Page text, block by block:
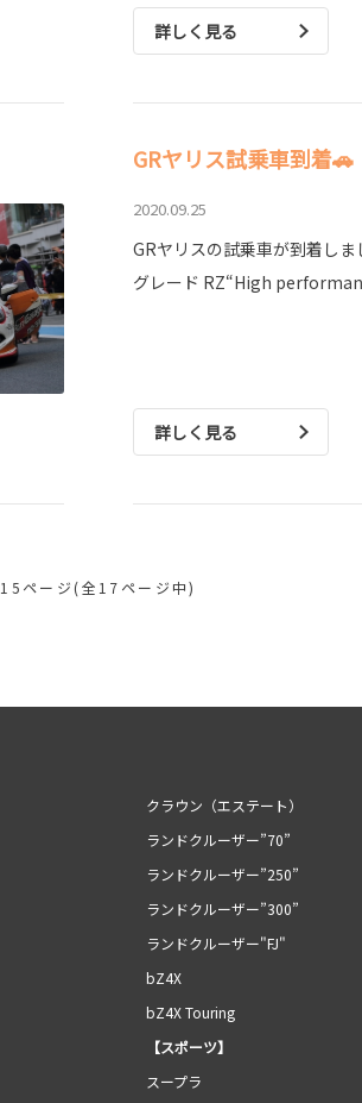
詳しく見る
GRヤリス試乗車到着🚗
2020.09.25
GRヤリスの試乗車が到着し
グレード RZ“High
詳しく見る
15ページ(全17ページ中)
クラウン（エステート）
ランドクルーザー”70”
ランドクルーザー”250”
ランドクルーザー”300”
ランドクルーザー"FJ"
bZ4X
bZ4X Touring
【スポーツ】
スープラ